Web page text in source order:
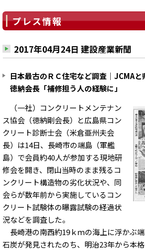
プレス情報
2017年04月24日 建設産業新聞
日本最古のＲＣ住宅など調査｜JCMAと
徳納会長「補修担う人の経験に」
（一社）コンクリートメンテナン
ス協会（徳納剛会長）と広島県コン
クリート診断士会（米倉亜州夫会
長）は14日、長崎市の端島（軍艦
島）で会員約40人が参加する現地研
修会を開き、閉山当時のまま残るコ
ンクリート構造物の劣化状況や、同
会らが数年前から実施しているコン
クリート試験体の曝露試験の経過状
況などを調査した。
長崎港の南西約19ｋｍの海上に浮かぶ
石炭が発見されたのち、明治23年から本